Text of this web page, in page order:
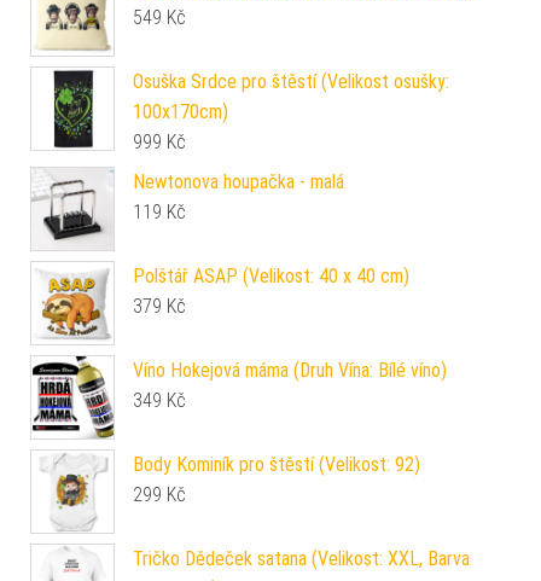
549 Kč
Osuška Srdce pro štěstí (Velikost osušky:
100x170cm)
999 Kč
Newtonova houpačka - malá
119 Kč
Polštář ASAP (Velikost: 40 x 40 cm)
379 Kč
Víno Hokejová máma (Druh Vína: Bílé víno)
349 Kč
Body Kominík pro štěstí (Velikost: 92)
299 Kč
Tričko Dědeček satana (Velikost: XXL, Barva